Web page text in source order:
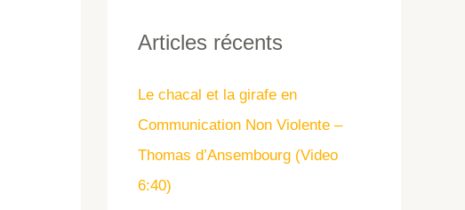
Articles récents
Le chacal et la girafe en
Communication Non Violente –
Thomas d’Ansembourg (Video
6:40)